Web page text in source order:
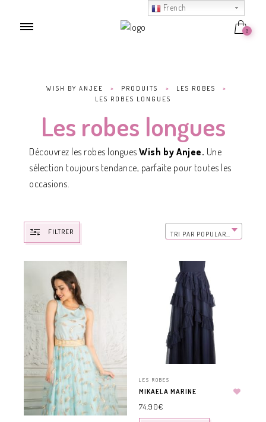
0
WISH BY ANJEE > PRODUITS > LES ROBES
>
LES ROBES LONGUES
Les robes longues
Découvrez les robes longuesWish by Anjee. Une
sélection toujours tendance, parfaite pour toutes les
occasions.
FILTRER TRI PAR POPULARITÉ
LES ROBES
MIKAELA MARINE
74.90€
French